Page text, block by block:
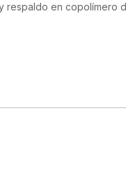
respaldo en copolímero